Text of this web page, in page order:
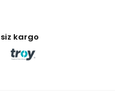
kargo